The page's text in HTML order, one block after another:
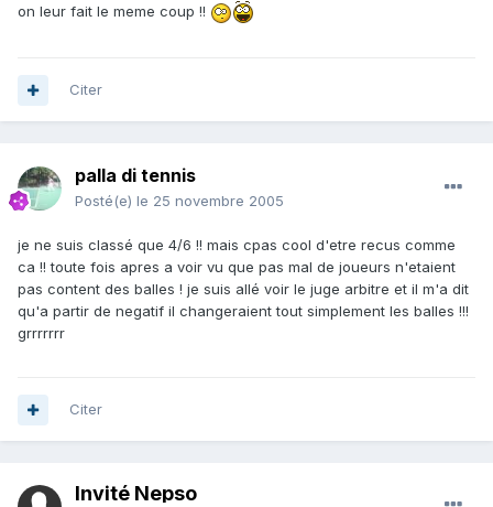
on leur fait le meme coup !!
Citer
palla di tennis
Posté(e) le 25 novembre 2005
je ne suis classé que 4/6 !! mais cpas cool d'etre recus comme
ca !! toute fois apres a voir vu que pas mal de joueurs n'etaient
pas content des balles ! je suis allé voir le juge arbitre et il m'a dit
qu'a partir de negatif il changeraient tout simplement les balles !!!
grrrrrrr
Citer
Invité Nepso